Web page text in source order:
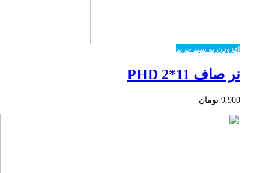
افزودن به سبد خرید
نر صاف PHD 2*11
9,900 تومان